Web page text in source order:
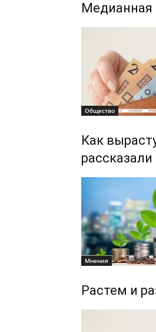
Медианная
Общество
Как
Мнения
Растем и